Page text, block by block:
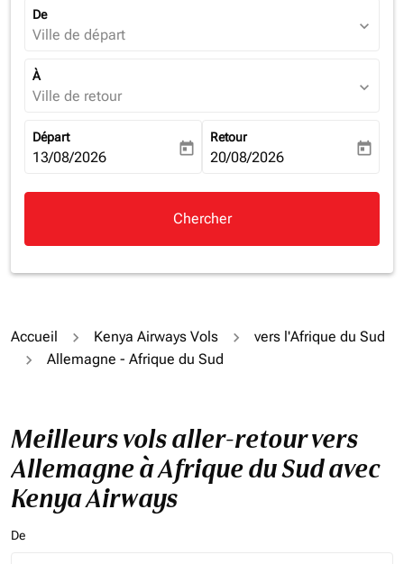
De
Ville de départ expand_more
À
Ville de retour expand_more
Départ
fc-booking-departure-date-aria-label
13/08/2026 today
Retour
fc-booking-return-date-aria-
20/08/2026 today
Chercher
Accueil Kenya Airways Vols
vers l'Afrique du Sud
Allemagne - Afrique du Sud
Meilleurs vols aller-retour vers
Allemagne à Afrique du Sud avec
Kenya Airways
De